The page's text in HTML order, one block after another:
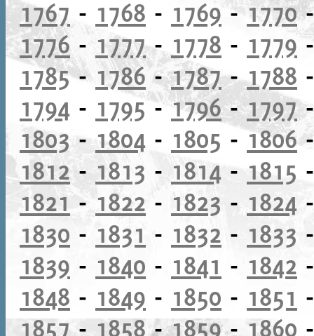
1767 - 1768 - 1769- 1770
1776 - 1777- 1778 - 1779
1785- 1786-1787-1788
1794 - 1795-1796-1797
1803- 1804 - 1805 -1806
1812- 1813 - 1814 - 1815
1821-1822 - 1823 - 1824
1830 - 1831 - 1832 - 1833
1839 - 1840 - 1841 - 1842
1848 - 1849 - 1850 - 1851
1857-1858-1859- 1860